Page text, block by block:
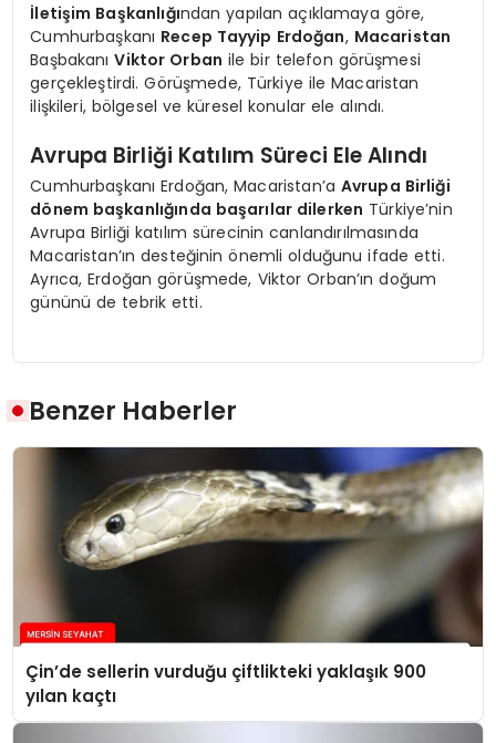
İletişim Başkanlığından yapılan açıklamaya göre,
Cumhurbaşkanı Recep Tayyip Erdoğan, Macaristan
BaşbakanıViktor Orban ile bir telefon görüşmesi
gerçekleştirdi. Görüşmede, Türkiye ile Macaristan
ilişkileri, bölgesel ve küresel konular ele alındı.
Avrupa Birliği Katılım Süreci Ele Alındı
Cumhurbaşkanı Erdoğan, Macaristan’a Avrupa Birliği
dönem başkanlığında başarılar dilerken Türkiye’nin
Avrupa Birliği katılım sürecinin canlandırılmasında
Macaristan’ın desteğinin önemli olduğunu ifade etti.
Ayrıca, Erdoğan görüşmede, Viktor Orban’ın doğum
gününü de tebrik etti.
Benzer Haberler
Çin’de sellerin vurduğu çiftlikteki yaklaşık 900
yılan kaçtı